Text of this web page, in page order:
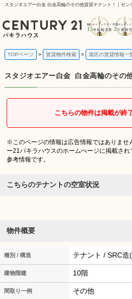
スタジオエアー白金 白金高輪のその他賃貸テナント！｜セン
TOPページ 賃貸物件検索 港区の賃貸情報一
スタジオエアー白金 白金高輪のその
こちらの物件は掲載が終
※このページの情報は広告情報ではありませ
ー21パキラハウスのホームぺージに掲載さ
参考情報です。
こちらのテナントの空室状況
物件概要
種別 / 構造 テナント / SRC
建物階建 10階
間取り一例 その他